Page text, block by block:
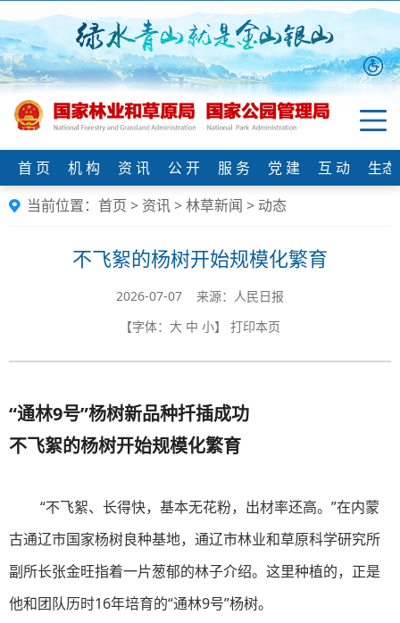
首 页 机 构 资 讯 公 开 服 务 党 建 互 动
生
当前位置： 首页 > 资讯>林草新闻 > 动态
不飞絮的杨树开始规模化繁育
2026-07-07 来源：人民日报
【字体： 大 中 小】 打印本页
“通林9号”杨树新品种扦插成功
不飞絮的杨树开始规模化繁育
“不飞絮、长得快，基本无花粉，出材率还高。”在内蒙
古通辽市国家杨树良种基地，通辽市林业和草原科学研究所
副所长张金旺指着一片葱郁的林子介绍。这里种植的，正是
他和团队历时16年培育的“通林9号”杨树。